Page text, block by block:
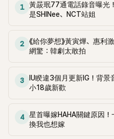
1
黃晸珉77通電話錄音曝光
是SHINee、NCT站姐
2
《給你夢想》黃寅燁、惠
網驚：韓劇太敢拍
3
IU睽違3個月更新IG！背
小18歲新歡
4
星首曝嫁HAHA關鍵原因
換我也想嫁